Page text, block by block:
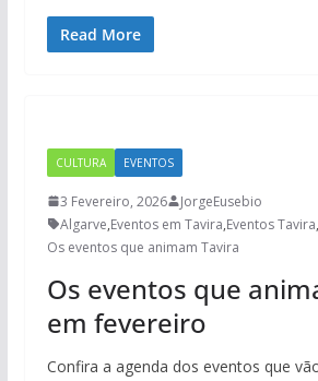
Read More
CULTURA EVENTOS
3 Fevereiro, 2026
JorgeEusebio
Algarve,Eventos em Tavira,Eventos Tavira,
Os eventos que animam Tavira
Os eventos que
em fevereiro
Confira a agenda dos eventos que